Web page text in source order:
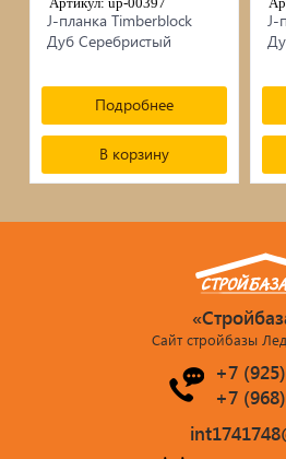
сопутствующие товары
Брусчатка/Тротуарная плитка
Купели и бассейны из
Облицовочная плитка
J-планка Timberblock
Дуб Серебристый
Подробнее
В корзину
J-
Сайт стройбазы
+7
+7